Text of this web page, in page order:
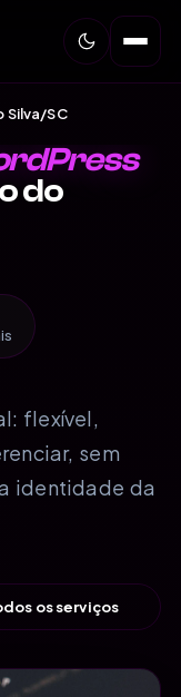
Silva/SC
do
flexível,
sem
identidade da
os serviços